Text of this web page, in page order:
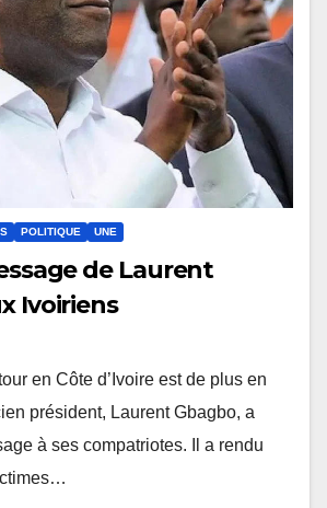
POLITIQUE UNE
de Laurent
Ivoiriens
en Côte d’Ivoire est de plus en
président, Laurent Gbagbo, a
à ses compatriotes. Il a rendu